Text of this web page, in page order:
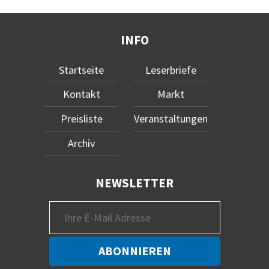
INFO
Startseite
Kontakt
Preisliste
Archiv
Leserbriefe
Markt
Veranstaltungen
NEWSLETTER